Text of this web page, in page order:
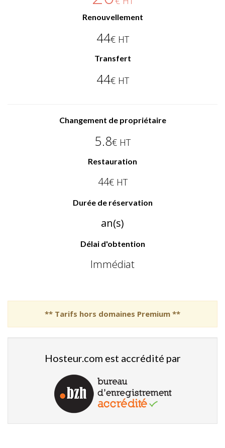
Renouvellement
44€ HT
Transfert
44€ HT
Changement de propriétaire
5.8€ HT
Restauration
44€ HT
Durée de réservation
an(s)
Délai d'obtention
Immédiat
** Tarifs hors domaines Premium **
Hosteur.com est accrédité par